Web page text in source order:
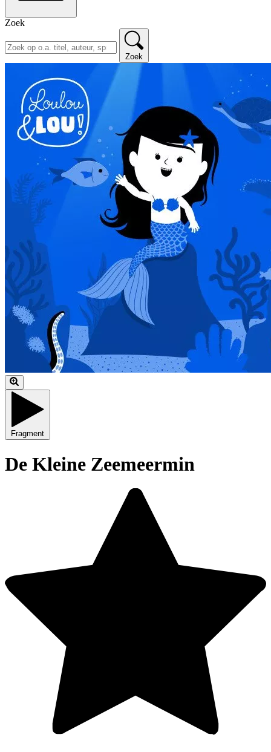
Zoek
Zoek
Fragment
De Kleine Zeemeermin